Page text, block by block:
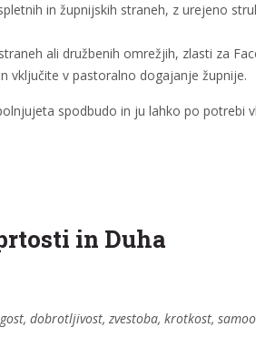
in župnijskih straneh, z urejeno
ali družbenih omrežjih, zlasti za
vključite v pastoralno dogajanje župnije.
spodbudo in ju lahko po potrebi
in Duha
dobrotljivost, zvestoba, krotkost,